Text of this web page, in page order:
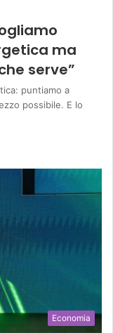
ma
serve”
puntiamo a
possibile. E lo
Economia